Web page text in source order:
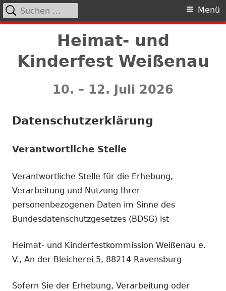
Inhalt
Heimat- und
Kinderfest Weißenau
10. – 12. Juli 2026
Primäres
Menü
Suchen
nach:
Datenschutzerklärung
Verantwortliche Stelle
Verantwortliche Stelle für die Erhebung,
Verarbeitung und Nutzung Ihrer
personenbezogenen Daten im Sinne des
Bundesdatenschutzgesetzes (BDSG) ist
Heimat- und Kinderfestkommission Weißenau e.
V., An der Bleicherei 5, 88214 Ravensburg
Sofern Sie der Erhebung, Verarbeitung oder